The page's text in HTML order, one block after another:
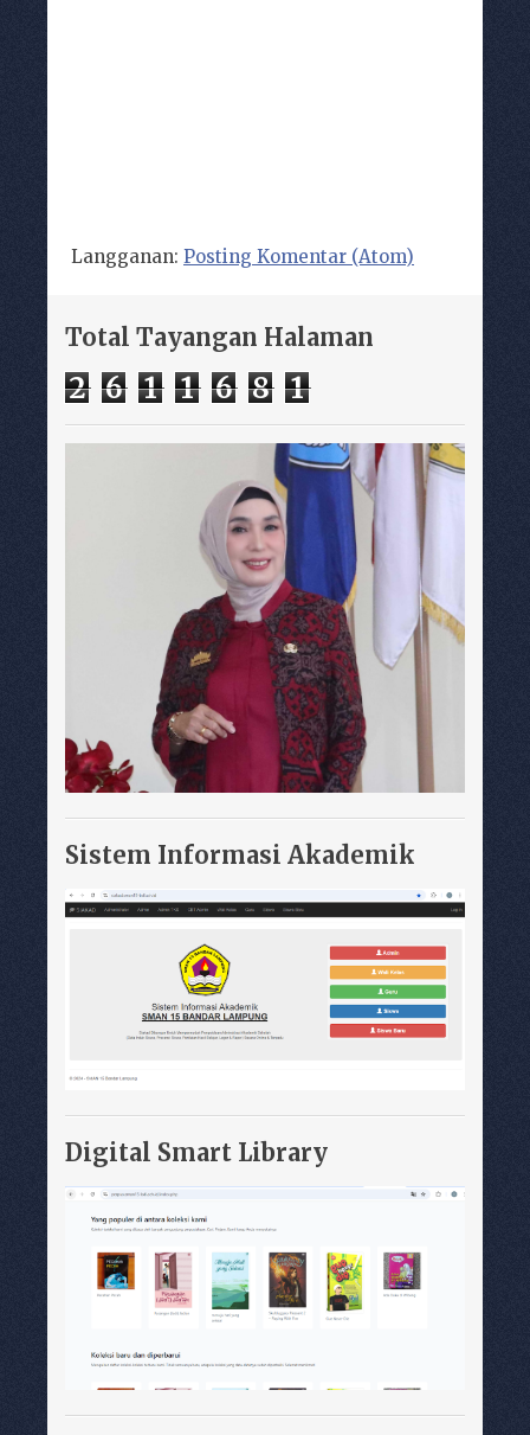
Langganan: Posting Komentar (Atom)
Total Tayangan Halaman
2 6 1 1 6 8 1
Sistem Informasi Akademik
Digital Smart Library